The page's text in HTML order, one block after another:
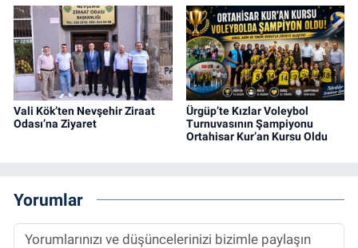
Vali Kök’ten Nevşehir Ziraat
Odası’na Ziyaret
Ürgüp’te Kızlar Voleybol
Turnuvasının Şampiyonu
Ortahisar Kur’an Kursu Oldu
Yorumlar